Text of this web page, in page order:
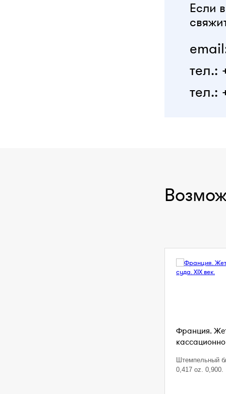
Если
тел.:
тел.:
Франция.
Штемпельный
0,417 oz. 0,900.